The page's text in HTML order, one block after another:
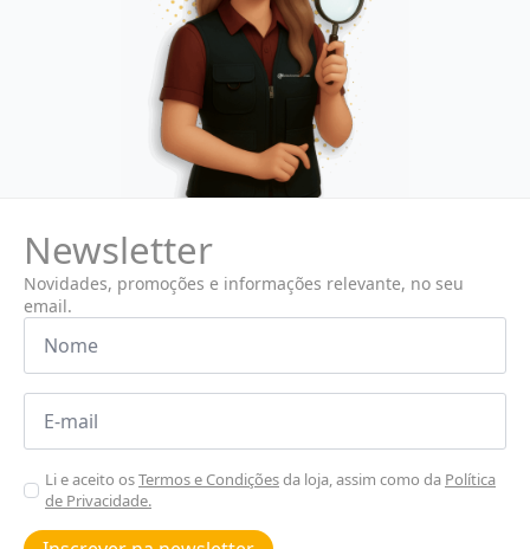
Newsletter
Novidades, promoções e informações relevante, no seu
email.
Nome
Email
Aceitar
Poiticas
de
Li e aceito osTermos e Condiçõesda loja, assim como da Política
de Privacidade.